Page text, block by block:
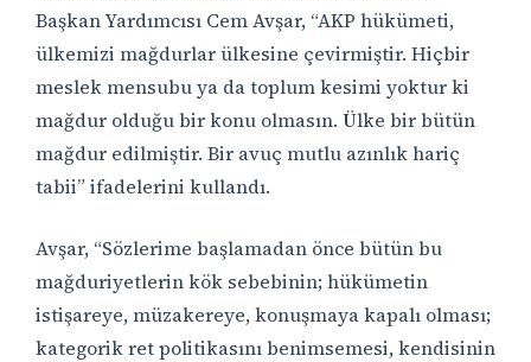
Başkan Yardımcısı Cem Avşar, “AKP hükümeti,
ülkemizi mağdurlar ülkesine çevirmiştir. Hiçbir
meslek mensubu ya da toplum kesimi yoktur ki
mağdur olduğu bir konu olmasın. Ülke bir bütün
mağdur edilmiştir. Bir avuç mutlu azınlık hariç
tabii” ifadelerini kullandı.
Avşar, “Sözlerime başlamadan önce bütün bu
mağduriyetlerin kök sebebinin; hükümetin
istişareye, müzakereye, konuşmaya kapalı olması;
kategorik ret politikasını benimsemesi, kendisinin